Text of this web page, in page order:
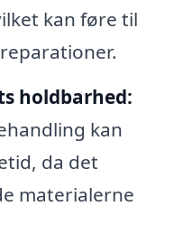
kan føre til
holdbarhed:
kan
da det
materialerne